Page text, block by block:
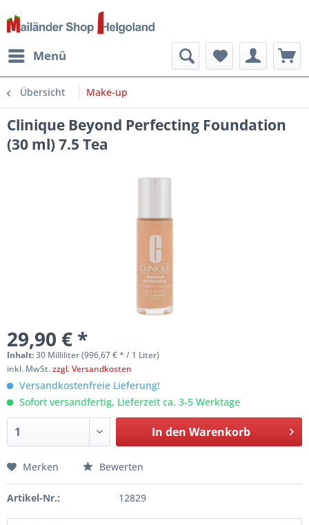
Menü
Übersicht Make-up
Clinique Beyond Perfecting Foundation
(30 ml) 7.5 Tea
29,90 € *
Inhalt:30 Milliliter (996,67 € * / 1 Liter)
inkl. MwSt.zzgl. Versandkosten
Versandkostenfreie Lieferung!
Sofort versandfertig, Lieferzeit ca. 3-5 Werktage
In den Warenkorb
Merken Bewerten
Artikel-Nr.: 12829